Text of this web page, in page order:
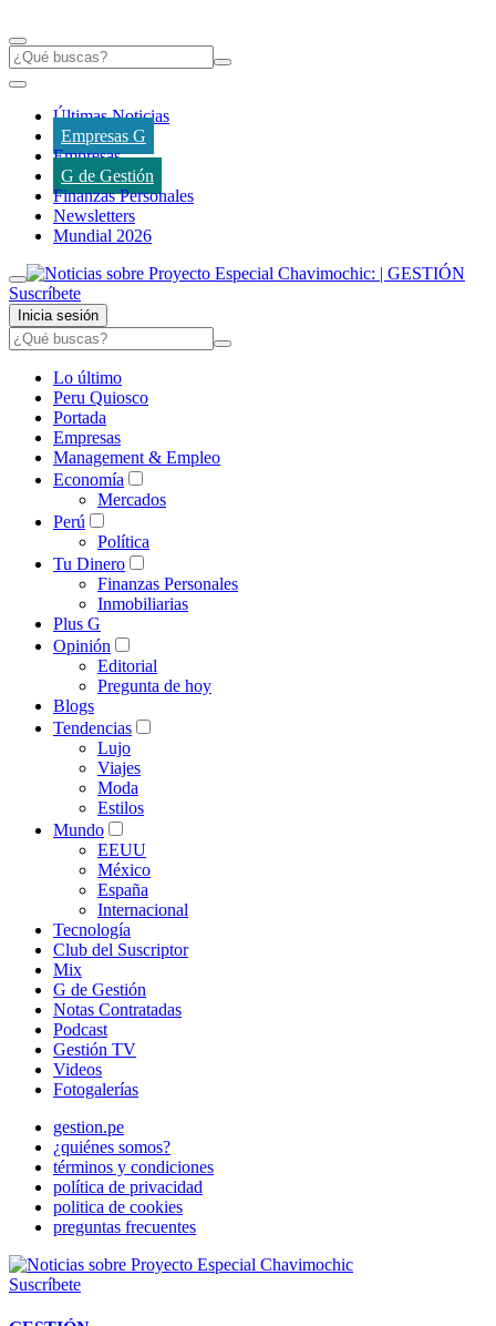
Últimas Noticias
Empresas G
Empresas
G de Gestión
Finanzas Personales
Newsletters
Mundial 2026
Suscríbete
Inicia sesión
Lo último
Peru Quiosco
Portada
Empresas
Management & Empleo
Economía
Mercados
Perú
Política
Tu Dinero
Finanzas Personales
Inmobiliarias
Plus G
Opinión
Editorial
Pregunta de hoy
Blogs
Tendencias
Lujo
Viajes
Moda
Estilos
Mundo
EEUU
México
España
Internacional
Tecnología
Club del Suscriptor
Mix
G de Gestión
Notas Contratadas
Podcast
Gestión TV
Videos
Fotogalerías
gestion.pe
¿quiénes somos?
términos y condiciones
política de privacidad
politica de cookies
preguntas frecuentes
Suscríbete